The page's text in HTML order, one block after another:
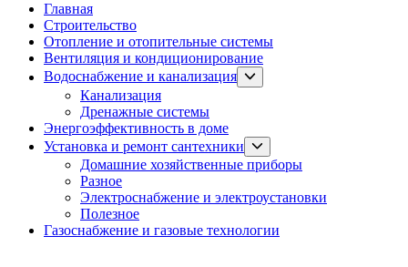
Главная
Строительство
Отопление и отопительные системы
Вентиляция и кондиционирование
Водоснабжение и канализация
Show
sub
Канализация
Дренажные системы
Энергоэффективность в доме
Установка и ремонт сантехники
sub
menu
Домашние хозяйственные приборы
Разное
Электроснабжение и электроустановки
Полезное
Газоснабжение и газовые технологии